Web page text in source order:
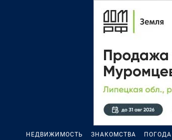
НЕДВИЖИМОСТЬ ЗНАКОМСТВА ПОГОДА